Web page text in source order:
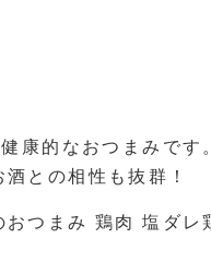
康的なおつまみです
との相性も抜群！
つまみ 鶏肉 塩ダレ